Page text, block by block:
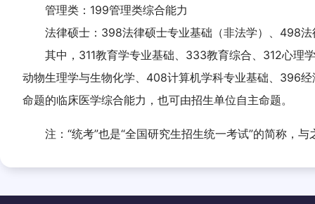
管理类：199管理类综合能力
法律硕士：398法律硕士专业基础（非法学）、498法
其中，311教育学专业基础、333教育综合、312心理学
动物生理学与生物化学、408计算机学科专业基础、396
命题的临床医学综合能力，也可由招生单位自主命题。
注：“统考”也是“全国研究生招生统一考试”的简称，与